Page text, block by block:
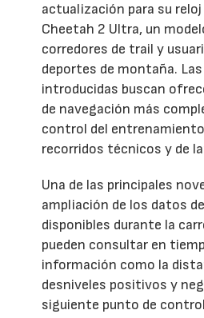
actualización para su
Cheetah 2 Ultra, un
corredores de trail y
deportes de montaña.
introducidas buscan
de navegación más
control del
recorridos técnicos y de
Una de las principales
ampliación de los datos
disponibles durante la
pueden consultar en
información como la
desniveles positivos y
siguiente punto de